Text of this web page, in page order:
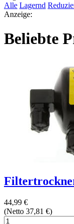
Alle Lagernd
Anzeige:
Beliebte
44,99 €
(Netto 37,81 €)